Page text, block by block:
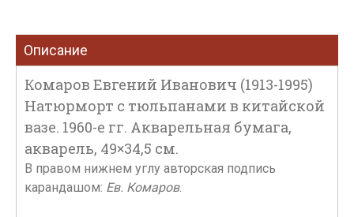
Описание
Комаров Евгений Иванович (1913-1995)
Натюрморт с тюльпанами в китайской
вазе. 1960-е гг. Акварельная бумага,
акварель, 49×34,5 см.
В правом нижнем углу авторская подпись
карандашом: Ев. Комаров.